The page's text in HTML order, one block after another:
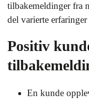
tilbakemeldinger fra
del varierte
Positiv
En kunde